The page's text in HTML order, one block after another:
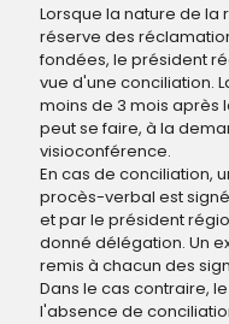
Lorsque la nature de la
réserve des
fondées, le président
vue d'une conciliation.
moins de 3 mois après
peut se faire, à la
visioconférence.
En cas de conciliation,
procès-verbal est
et par le président
donné délégation. Un
remis à chacun des
Dans le cas contraire,
l'absence de